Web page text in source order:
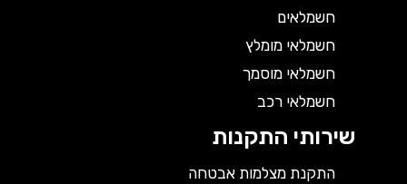
חשמלאים
חשמלאי מומלץ
חשמלאי מוסמך
חשמלאי רכב
שירותי התקנות
התקנת מצלמות אבטחה